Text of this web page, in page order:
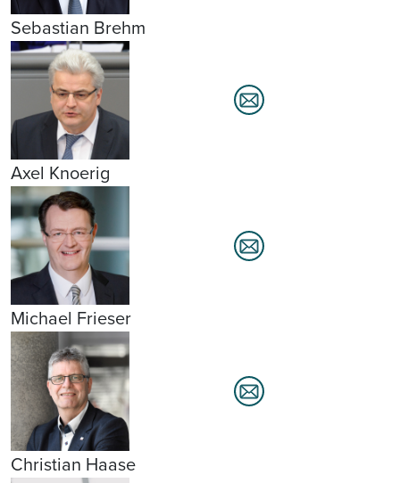
Sebastian Brehm
Axel Knoerig
Michael Frieser
Christian Haase